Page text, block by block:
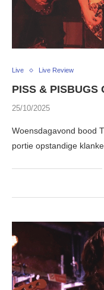
Live Live Review
PISS & PISBUGS
25/10/2025
Woensdagavond bood
portie opstandige